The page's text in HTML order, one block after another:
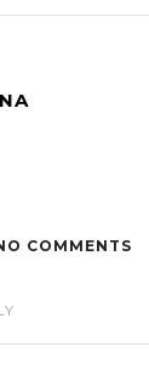
COMMENTS